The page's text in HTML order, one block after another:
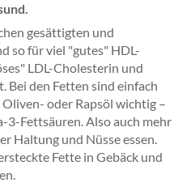
gesättigten und
so für viel "gutes" HDL-
LDL-Cholesterin und
Bei den Fetten sind einfach
oder Rapsöl wichtig –
3-Fettsäuren. Also auch mehr
Haltung und Nüsse essen.
Fette in Gebäck und